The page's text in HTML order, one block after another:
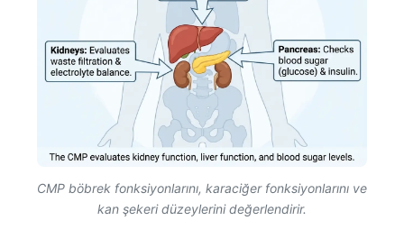
CMP böbrek fonksiyonlarını, karaciğer fonksiyonlarını ve
kan şekeri düzeylerini değerlendirir.